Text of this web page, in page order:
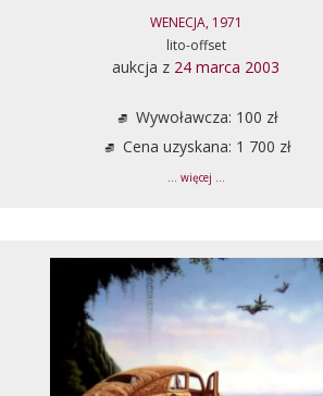
WENECJA, 1971
lito-offset
aukcja z 24 marca 2003
Wywoławcza: 100 zł
Cena uzyskana: 1 700 zł
... więcej ...